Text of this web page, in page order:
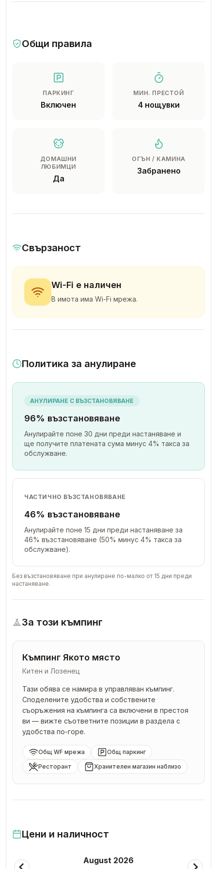
Общи правила
ПАРКИНГ
Включен
МИН. ПРЕСТОЙ
4 нощувки
ДОМАШНИ
ЛЮБИМЦИ
Да
ОГЪН / КАМИНА
Забранено
Свързаност
Wi-Fi е наличен
В имота има Wi-Fi мрежа.
Политика за анулиране
АНУЛИРАНЕ С ВЪЗСТАНОВЯВАНЕ
96% възстановяване
Анулирайте поне 30 дни преди настаняване и
ще получите платената сума минус 4% такса за
обслужване.
ЧАСТИЧНО ВЪЗСТАНОВЯВАНЕ
46% възстановяване
Анулирайте поне 15 дни преди настаняване за
46% възстановяване (50% минус 4% такса за
обслужване).
Без възстановяване при анулиране по-малко от 15 дни преди
настаняване.
За този къмпинг
Къмпинг Якото място
Китен и Лозенец
Тази обява се намира в управляван къмпинг.
Споделените удобства и собствените
съоръжения на къмпинга са включени в престоя
ви — вижте съответните позиции в раздела с
удобства по-горе.
Общ WF мрежа
Общ паркинг
Ресторант
Хранителен магазин наблизо
Цени и наличност
August 2026